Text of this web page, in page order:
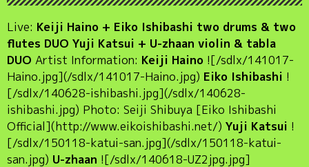
Live: Keiji Haino + Eiko Ishibashi two drums & two
flutes DUO Yuji Katsui + U-zhaan violin & tabla
DUO Artist Information: Keiji Haino![/sdlx/141017-
Haino.jpg](/sdlx/141017-Haino.jpg) Eiko Ishibashi !
[/sdlx/140628-ishibashi.jpg](/sdlx/140628-
ishibashi.jpg) Photo: Seiji Shibuya [Eiko Ishibashi
Official](http://www.eikoishibashi.net/) Yuji Katsui !
[/sdlx/150118-katui-san.jpg](/sdlx/150118-katui-
san.jpg) U-zhaan ![/sdlx/140618-UZ2jpg.jpg]